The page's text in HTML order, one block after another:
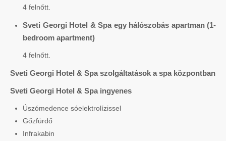
4 felnőtt.
Sveti Georgi Hotel & Spa egy hálószobás apartman (1-
bedroom apartment)
4 felnőtt.
Sveti Georgi Hotel & Spa szolgáltatások a spa központban
Sveti Georgi Hotel & Spa ingyenes
Úszómedence sóelektrolízissel
Gőzfürdő
Infrakabin